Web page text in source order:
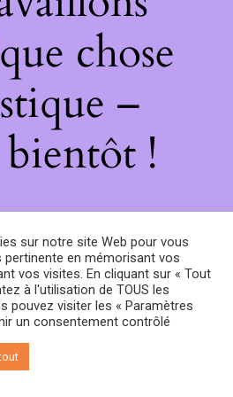
chose
–
!
sur notre site Web pour vous
en mémorisant vos
vos visites. En cliquant sur « Tout
à l'utilisation de TOUS les
pouvez visiter les « Paramètres
un consentement contrôlé